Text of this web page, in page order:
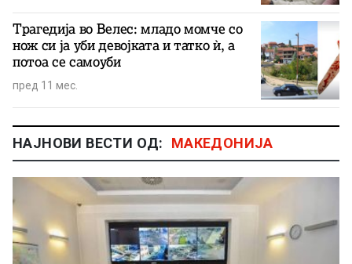
Трагедија во Велес: младо момче со
нож си ја уби девојката и татко ѝ, а
потоа се самоуби
пред 11 мес.
НАЈНОВИ ВЕСТИ ОД: МАКЕДОНИЈА